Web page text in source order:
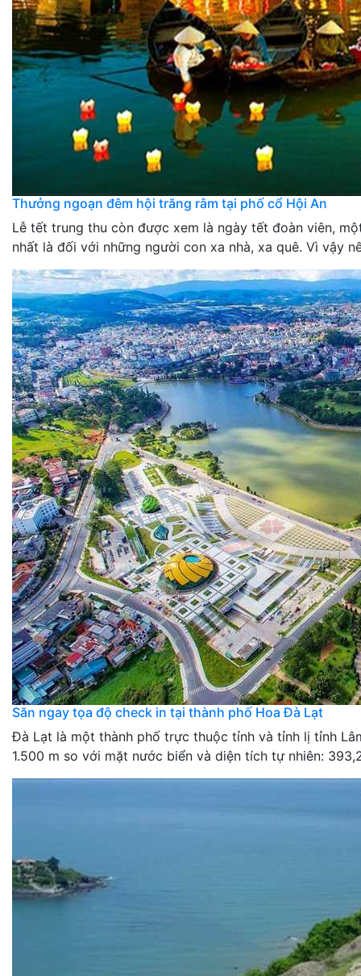
Thưởng ngoạn đêm hội trăng rằm tại phố cổ Hội An
Lễ tết trung thu còn được xem là ngày tết đoàn viên,
nhất là đối với những người con xa nhà, xa quê. Vì vậy
Săn ngay tọa độ check in tại thành phố Hoa Đà Lạt
Đà Lạt là một thành phố trực thuộc tỉnh và tỉnh lị tỉnh
1.500 m so với mặt nước biển và diện tích tự nhiên: